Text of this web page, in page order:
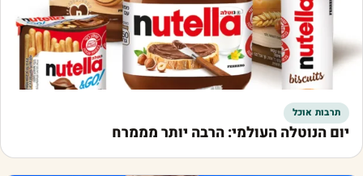
תרבות אוכל
יום הנוטלה העולמי: הרבה יותר מממרח